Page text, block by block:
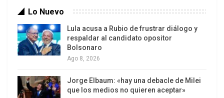
Además Shannon adelantó la necesidad de
Lo Nuevo
Lula acusa a Rubio de frustrar diálogo y
respaldar al candidato opositor
Bolsonaro
Ago 8, 2026
Jorge Elbaum: «hay una debacle de Milei
que los medios no quieren aceptar»